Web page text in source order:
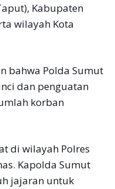
Kabupaten
wilayah Kota
bahwa Polda Sumut
dan penguatan
korban
di wilayah Polres
Kapolda Sumut
jajaran untuk